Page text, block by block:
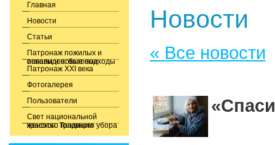
Главная
Новости
Статьи
Патронаж пожилых и
Патронаж XXI века
Фотогалерея
Пользователи
Свет национальной
Новости
« Все новости